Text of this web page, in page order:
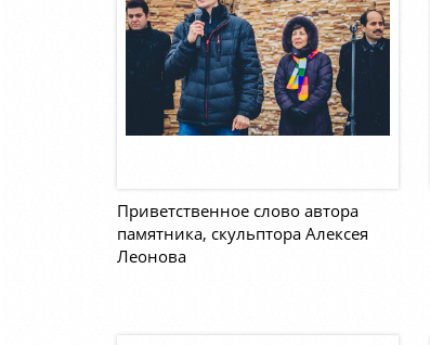
Приветственное слово автора
памятника, скульптора Алексея
Леонова